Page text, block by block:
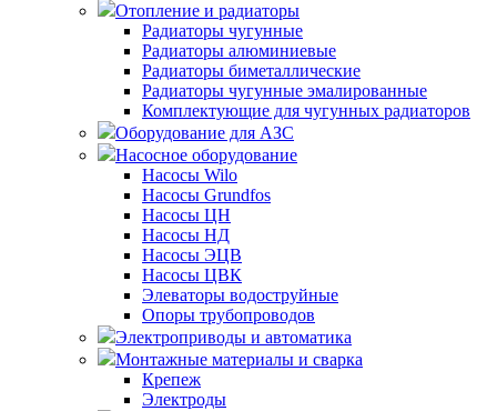
Отопление и радиаторы
Радиаторы чугунные
Радиаторы алюминиевые
Радиаторы биметаллические
Радиаторы чугунные эмалированные
Комплектующие для чугунных радиаторов
Оборудование для АЗС
Насосное оборудование
Насосы Wilo
Насосы Grundfos
Насосы ЦН
Насосы НД
Насосы ЭЦВ
Насосы ЦВК
Элеваторы водоструйные
Опоры трубопроводов
Электроприводы и автоматика
Монтажные материалы и сварка
Крепеж
Электроды